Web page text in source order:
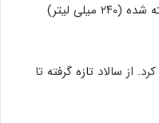
عدس ۱۸ گرم پروتئین در هر فنجان پخته شده (۲۴۰ میلی لیتر)
از سالاد تازه گرفته تا